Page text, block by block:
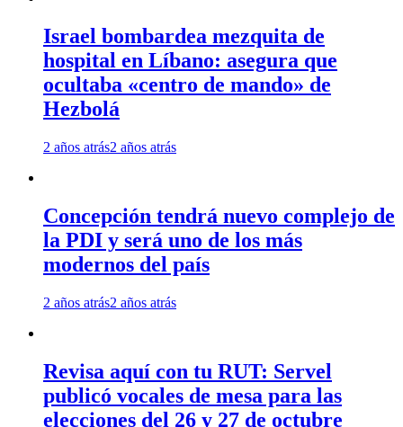
Israel bombardea mezquita de
hospital en Líbano: asegura que
ocultaba «centro de mando» de
Hezbolá
2 años atrás2 años atrás
Concepción tendrá nuevo complejo de
la PDI y será uno de los más
modernos del país
2 años atrás2 años atrás
Revisa aquí con tu RUT: Servel
publicó vocales de mesa para las
elecciones del 26 y 27 de octubre